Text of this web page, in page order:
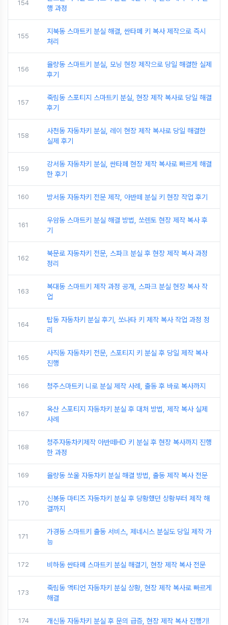
154
행 과정
155
지북동 스마트키 분실 해결, 싼타페 키 복사 제작으로 즉시
처리
156
율량동 스마트키 분실, 모닝 현장 제작으로 당일 해결한 실제
후기
157
죽림동 스포티지 스마트키 분실, 현장 제작 복사로 당일 해결
후기
158
사천동 자동차키 분실, 레이 현장 제작 복사로 당일 해결한
실제 후기
159
강서동 자동차키 분실, 싼타페 현장 제작 복사로 빠르게 해결
한 후기
160 방서동 자동차키 전문 제작, 아반떼 분실 키 현장 작업 후기
161
우암동 스마트키 분실 해결 방법, 쏘렌토 현장 제작 복사 후
기
162
북문로 자동차키 전문, 스파크 분실 후 현장 제작 복사 과정
정리
163
복대동 스마트키 제작 과정 공개, 스파크 분실 현장 복사 작
업
164
탑동 자동차키 분실 후기, 쏘나타 키 제작 복사 작업 과정 정
리
165
사직동 자동차키 전문, 스포티지 키 분실 후 당일 제작 복사
진행
166 청주스마트키 니로 분실 제작 사례, 출동 후 바로 복사까지
167
옥산 스포티지 자동차키 분실 후 대처 방법, 제작 복사 실제
사례
168
청주자동차키제작 아반떼HD 키 분실 후 현장 복사까지 진행
한 과정
169 율량동 쏘울 자동차키 분실 해결 방법, 출동 제작 복사 전문
170
신봉동 마티즈 자동차키 분실 후 당황했던 상황부터 제작 해
결까지
171
가경동 스마트키 출동 서비스, 제네시스 분실도 당일 제작 가
능
172 비하동 싼타페 스마트키 분실 해결기, 현장 제작 복사 전문
173
죽림동 액티언 자동차키 분실 상황, 현장 제작 복사로 빠르게
해결
174 개신동 자동차키 분실 후 문의 급증, 현장 제작 복사 진행기!